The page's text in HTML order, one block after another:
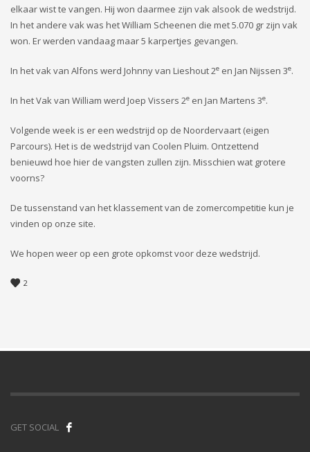
elkaar wist te vangen. Hij won daarmee zijn vak alsook de wedstrijd.
In het andere vak was het William Scheenen die met 5.070 gr zijn vak
won. Er werden vandaag maar 5 karpertjes gevangen.
In het vak van Alfons werd Johnny van Lieshout 2e en Jan Nijssen 3e.
In het Vak van William werd Joep Vissers 2e en Jan Martens 3e.
Volgende week is er een wedstrijd op de Noordervaart (eigen
Parcours). Het is de wedstrijd van Coolen Pluim. Ontzettend
benieuwd hoe hier de vangsten zullen zijn. Misschien wat grotere
voorns?
De tussenstand van het klassement van de zomercompetitie kun je
vinden op onze site.
We hopen weer op een grote opkomst voor deze wedstrijd.
2
GET SOCIAL